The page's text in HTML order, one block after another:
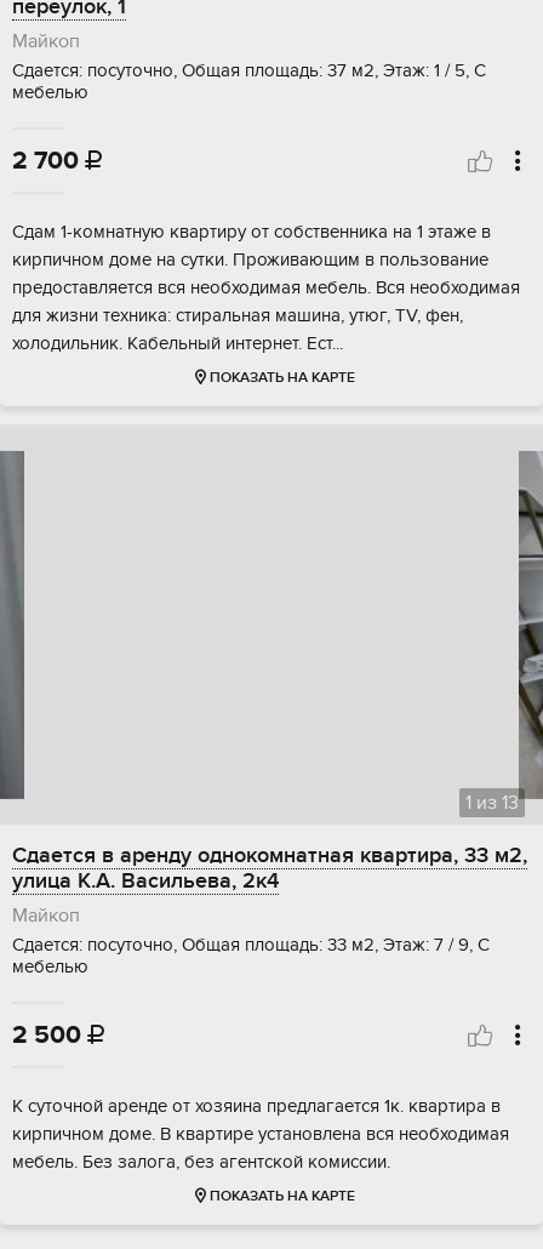
переулок, 1
Майкоп
Сдается: посуточно, Общая площадь: 37 м2, Этаж: 1 / 5, С
мебелью
2 700 
Сдам 1-комнатную квартиру от собственника на 1 этаже в
кирпичном доме на сутки. Проживающим в пользование
предоставляется вся необходимая мебель. Вся необходимая
для жизни техника: стиральная машина, утюг, TV, фен,
холодильник. Кабельный интернет. Ест...
ПОКАЗАТЬ НА КАРТЕ
1 из 13
Сдается в аренду однокомнатная квартира, 33 м2,
улица К.А. Васильева, 2к4
Майкоп
Сдается: посуточно, Общая площадь: 33 м2, Этаж: 7 / 9, С
мебелью
2 500 
К суточной аренде от хозяина предлагается 1к. квартира в
кирпичном доме. В квартире установлена вся необходимая
мебель. Без залога, без агентской комиссии.
ПОКАЗАТЬ НА КАРТЕ